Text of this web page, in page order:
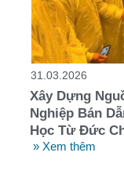
31.03.2026
Xây Dựng
Nghiệp Bán
Học Từ Đức
» Xem thêm